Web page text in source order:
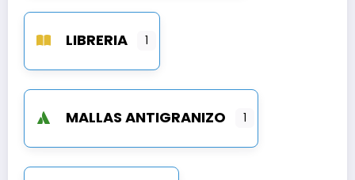
LIBRERIA 1
MALLAS ANTIGRANIZO 1